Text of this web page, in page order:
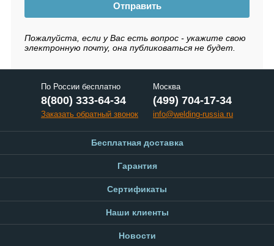
Отправить
Пожалуйста, если у Вас есть вопрос - укажите свою
электронную почту, она публиковаться не будет.
По России бесплатно
8(800) 333-64-34
Заказать обратный звонок
Москва
(499) 704-17-34
info@welding-russia.ru
Бесплатная доставка
Гарантия
Сертификаты
Наши клиенты
Новости